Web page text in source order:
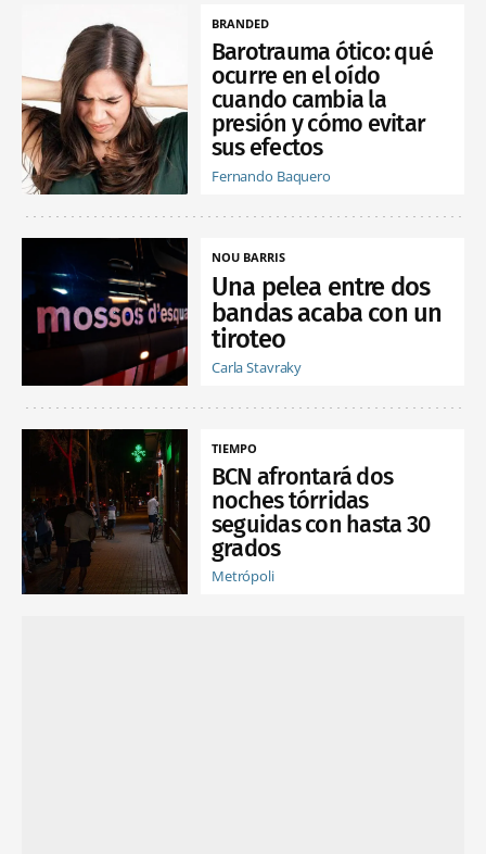
BRANDED
Barotrauma ótico: qué
ocurre en el oído
cuando cambia la
presión y cómo evitar
sus efectos
Fernando Baquero
NOU BARRIS
Una pelea entre dos
bandas acaba con un
tiroteo
Carla Stavraky
TIEMPO
BCN afrontará dos
noches tórridas
seguidas con hasta 30
grados
Metrópoli